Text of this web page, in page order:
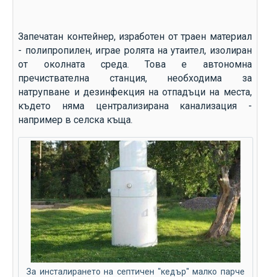
Запечатан контейнер, изработен от траен материал
- полипропилен, играе ролята на утаител, изолиран
от околната среда. Това е автономна
пречиствателна станция, необходима за
натрупване и дезинфекция на отпадъци на места,
където няма централизирана канализация -
например в селска къща.
За инсталирането на септичен "кедър" малко парче